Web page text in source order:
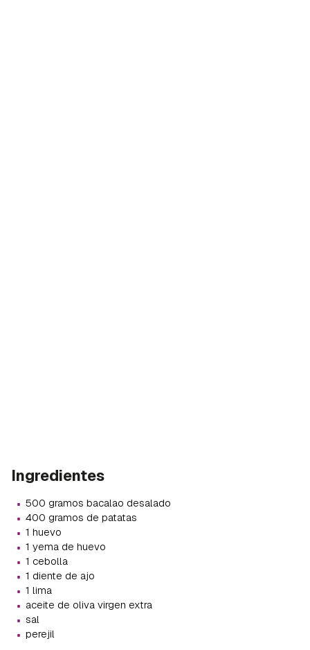
Ingredientes
· 500 gramos bacalao desalado
· 400 gramos de patatas
· 1 huevo
· 1 yema de huevo
· 1 cebolla
· 1 diente de ajo
· 1 lima
· aceite de oliva virgen extra
· sal
· perejil